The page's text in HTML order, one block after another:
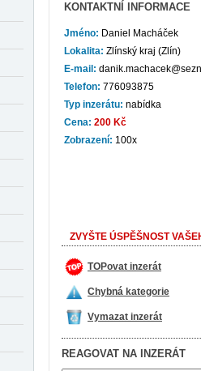
KONTAKTNÍ INFORMACE
Jméno: Daniel Macháček
Lokalita: Zlínský kraj (Zlín)
E-mail:
Telefon: 776093875
Typ inzerátu: nabídka
Cena: 200 Kč
Zobrazení: 100x
ZVYŠTE ÚSPĚŠNOST
TOPovat inzerát
Chybná kategorie
Vymazat inzerát
REAGOVAT NA INZERÁT